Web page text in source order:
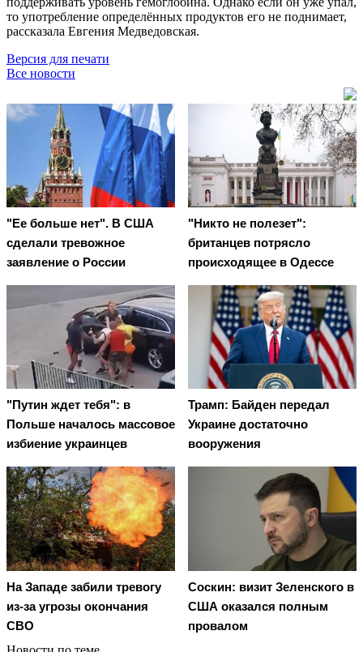
то употребление определённых продуктов его не поднимает,
рассказала Евгения Медведовская.
Версия для печати
Все новости
"Ее больше нет". В США
сделали тревожное
заявление о России
"Никто не полезет":
британцев потрясло
происходящее в Одессе
"Путин ждет тебя": в
Польше началось массовое
избиение украинцев
Трамп: Байден передал
Украине достаточно
вооружения
На Западе забили тревогу
из-за угрозы окончания
СВО
Соскин: визит Зеленского в
США оказался полным
провалом